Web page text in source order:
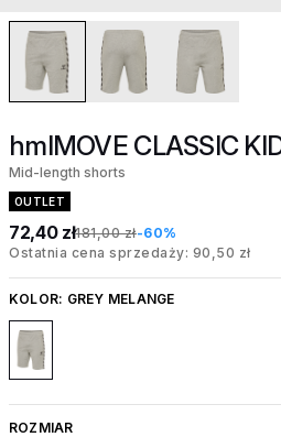
hmlMOVE CLASSIC
Mid-length shorts
OUTLET
72,40 zł181,00 zł-60%
Ostatnia cena sprzedaży: 90,50 zł
KOLOR: GREY MELANGE
ROZMIAR